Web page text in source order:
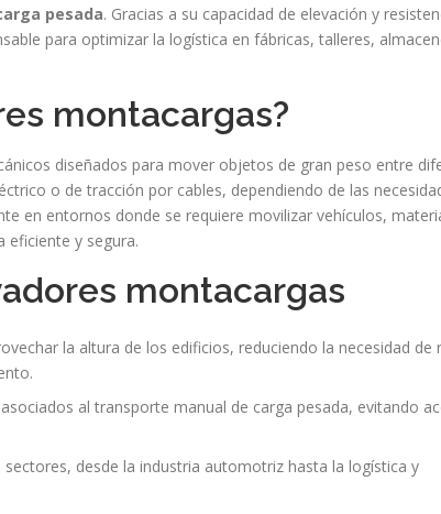
pesada. Gracias a su capacidad de elevación y
para optimizar la logística en fábricas, talleres,
montacargas?
diseñados para mover objetos de gran peso entre
o de tracción por cables, dependiendo de las
en entornos donde se requiere movilizar vehículos,
eficiente y segura.
montacargas
la altura de los edificios, reduciendo la necesidad de
al transporte manual de carga pesada, evitando
desde la industria automotriz hasta la logística y